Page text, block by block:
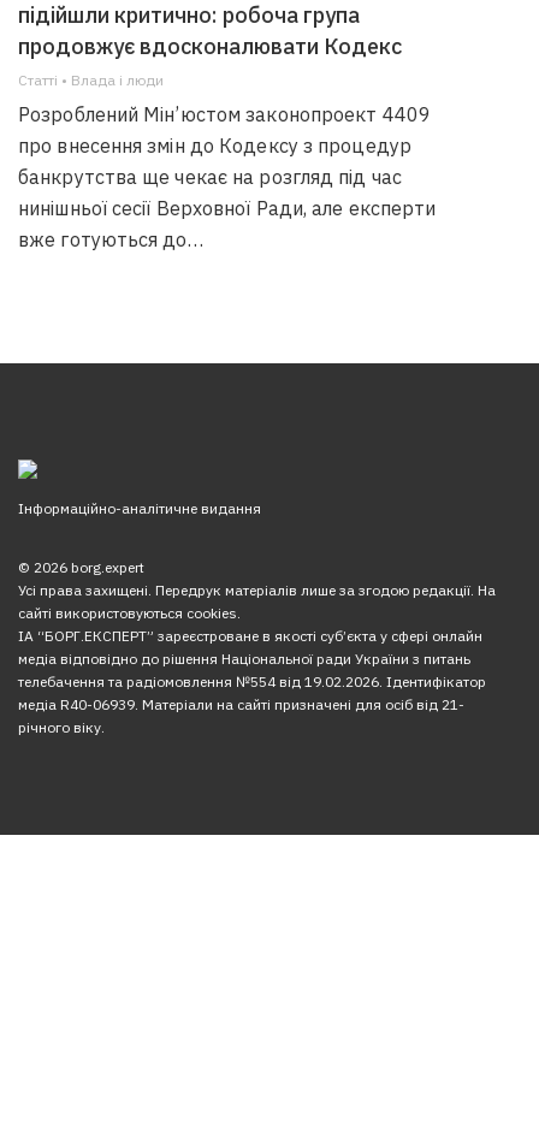
підійшли критично: робоча група
продовжує вдосконалювати Кодекс
Статті • Влада i люди
Розроблений Мін’юстом законопроект 4409
про внесення змін до Кодексу з процедур
банкрутства ще чекає на розгляд під час
нинішньої сесії Верховної Ради, але експерти
вже готуються до…
Інформаційно-аналітичне видання
© 2026 borg.expert
Усі права захищені. Передрук матеріалів лише за згодою редакції. На
сайті використовуються cookies.
ІА “БОРГ.ЕКСПЕРТ” зареєстроване в якості суб’єкта у сфері онлайн
медіа відповідно до рішення Національної ради України з питань
телебачення та радіомовлення №554 від 19.02.2026. Ідентифікатор
медіа R40-06939. Матеріали на сайті призначені для осіб від 21-
річного віку.